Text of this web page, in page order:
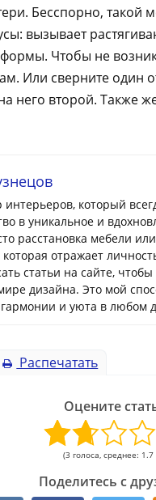
Бесспорно, такой
вызывает
Чтобы не
Или сверните один
него второй. Также
интерьеров, который
в уникальное и
расстановка мебели
отражает
статьи на сайте,
дизайна. Это мой
и уюта в любом
Распечатать
Оцените
(3 голоса, среднее: 1.7
Поделитесь с